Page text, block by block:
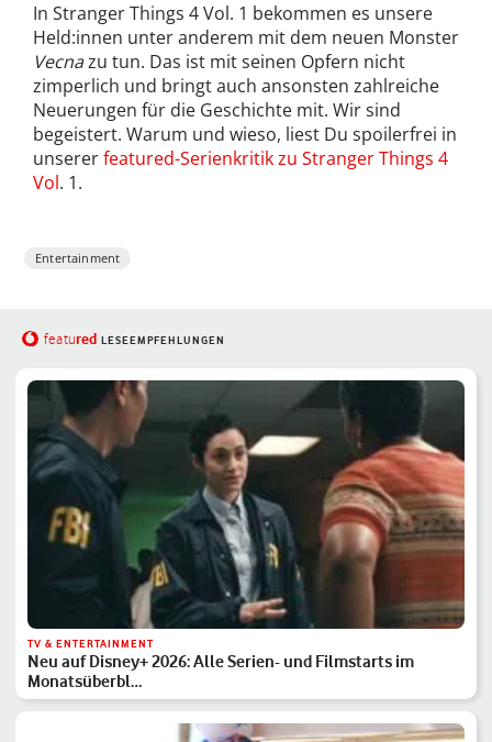
In Stranger Things 4 Vol. 1 bekommen es unsere
Held:innen unter anderem mit dem neuen Monster
Vecnazu tun. Das ist mit seinen Opfern nicht
zimperlich und bringt auch ansonsten zahlreiche
Neuerungen für die Geschichte mit. Wir sind
begeistert. Warum und wieso, liest Du spoilerfrei in
unsererfeatured-Serienkritik zu Stranger Things 4
Vol. 1.
Entertainment
featured LESEEMPFEHLUNGEN
TV & ENTERTAINMENT
Neu auf Disney+ 2026: Alle Serien- und Filmstarts im
Monatsüberbl…